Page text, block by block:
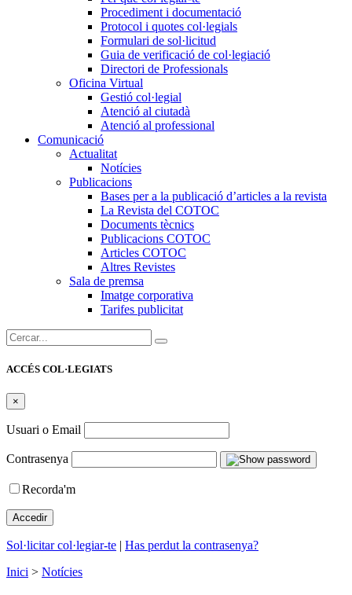
Procediment i documentació
Protocol i quotes col·legials
Formulari de sol·licitud
Guia de verificació de col·legiació
Directori de Professionals
Oficina Virtual
Gestió col·legial
Atenció al ciutadà
Atenció al professional
Comunicació
Actualitat
Notícies
Publicacions
Bases per a la publicació d’articles a la revista
La Revista del COTOC
Documents tècnics
Publicacions COTOC
Articles COTOC
Altres Revistes
Sala de premsa
Imatge corporativa
Tarifes publicitat
Cercar:
ACCÉS COL·LEGIATS
×
Usuari o Email
Contrasenya
Recorda'm
Sol·licitar col·legiar-te | Has perdut la contrasenya?
Inici > Notícies